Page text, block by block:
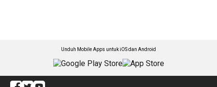
Unduh Mobile Apps untuk iOS dan Android